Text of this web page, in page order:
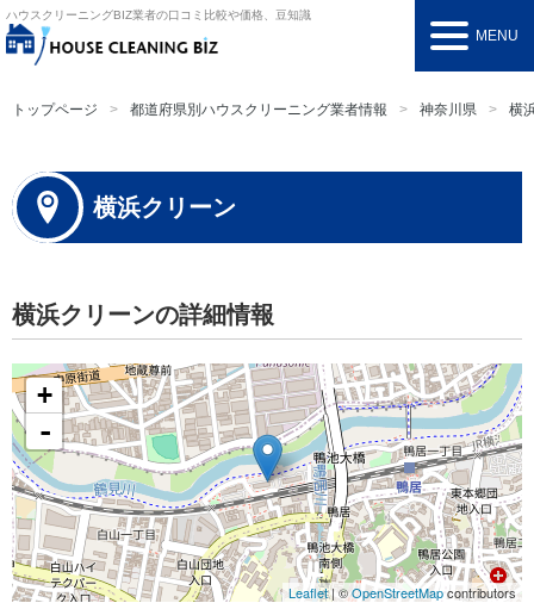
ハウスクリーニングBIZ業者の口コミ比較や価格、豆知識
MENU
トップページ 都道府県別ハウスクリーニング業者情報 神奈川県 横
横浜クリーン
横浜クリーンの詳細情報
+
-
Leaflet| ©OpenStreetMapcontributors